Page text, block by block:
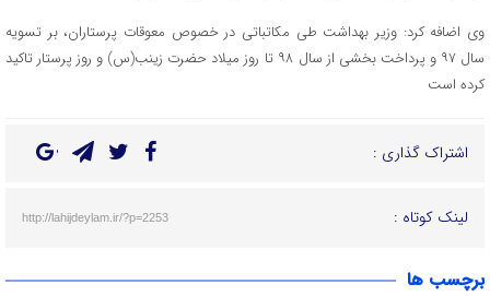
وی اضافه کرد: وزیر بهداشت طی مکاتباتی در خصوص معوقات پرستاران، بر تسویه
سال ٩٧ و پرداخت بخشی از سال ٩٨ تا روز میلاد حضرت زینب(س) و روز پرستار تاکید
کرده است
اشتراک گذاری :
لینک کوتاه : http://lahijdeylam.ir/?p=2253
برچسب ها